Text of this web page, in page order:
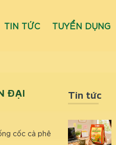
TIN TỨC TUYỂN DỤNG
ĐẠI
cốc cà phê
Tin tức